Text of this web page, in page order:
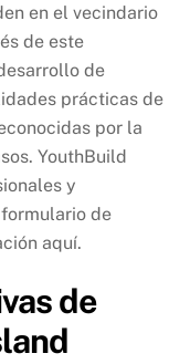
en el vecindario
de este
de
prácticas de
por la
YouthBuild
y
de
aquí.
de